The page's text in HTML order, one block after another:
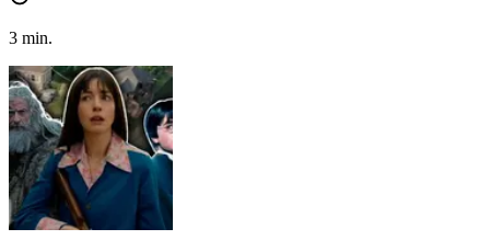
3 min.